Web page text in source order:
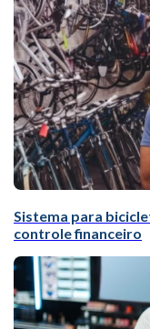
Sistema para
controle financeiro